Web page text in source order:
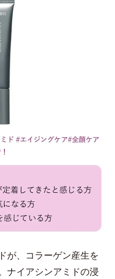
が、コラーゲン産生を
ナイアシンアミドの浸